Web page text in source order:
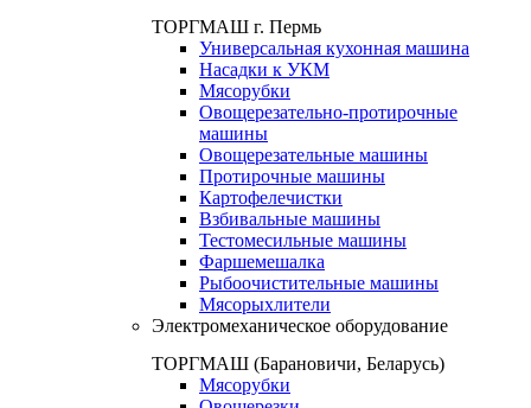
ТОРГМАШ г. Пермь
Универсальная кухонная машина
Насадки к УКМ
Мясорубки
Овощерезательно-протирочные
машины
Овощерезательные машины
Протирочные машины
Картофелечистки
Взбивальные машины
Тестомесильные машины
Фаршемешалка
Рыбоочистительные машины
Мясорыхлители
Электромеханическое оборудование
ТОРГМАШ (Барановичи, Беларусь)
Мясорубки